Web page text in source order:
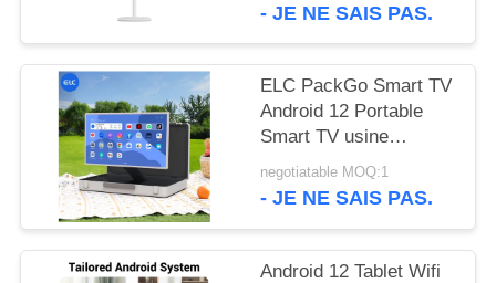
LA
VIE
PRIVÉE
- JE NE SAIS PAS.
ELC PackGo Smart TV
Android 12 Portable
Smart TV usine
d'appareils
électroménagers
negotiatable MOQ:1
- JE NE SAIS PAS.
Android 12 Tablet Wifi